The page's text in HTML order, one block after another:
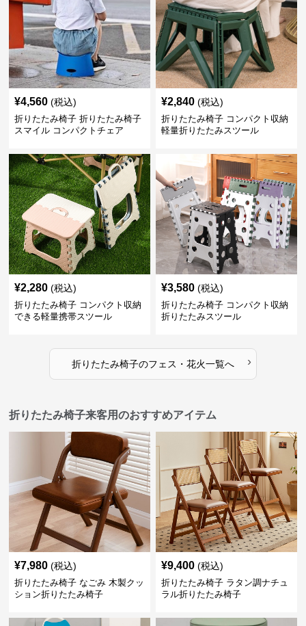
¥4,560 (税込)
折りたたみ椅子 折りたたみ椅子
スマイル コンパクトチェア
¥2,840 (税込)
折りたたみ椅子 コンパクト収納
軽量折りたたみスツール
¥2,280 (税込)
折りたたみ椅子 コンパクト収納
できる軽量携帯スツール
¥3,580 (税込)
折りたたみ椅子 コンパクト収納
折りたたみスツール
折りたたみ椅子のフェス・花火一覧へ ›
折りたたみ椅子来客用のおすすめアイテム
¥7,980 (税込)
折りたたみ椅子 なごみ 木製クッ
ション折りたたみ椅子
¥9,400 (税込)
折りたたみ椅子 ラタン調ナチュ
ラル折りたたみ椅子